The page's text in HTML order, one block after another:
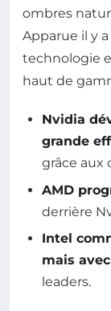
ombres
Apparue il y
technologie
haut de
Nvidia
grande
grâce aux
AMD
derrière
Intel
mais
leaders.